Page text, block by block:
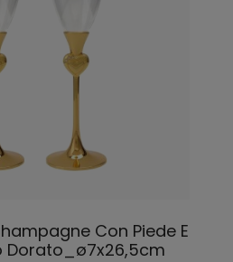
Con Piede E
Dorato_ø7x26,5cm